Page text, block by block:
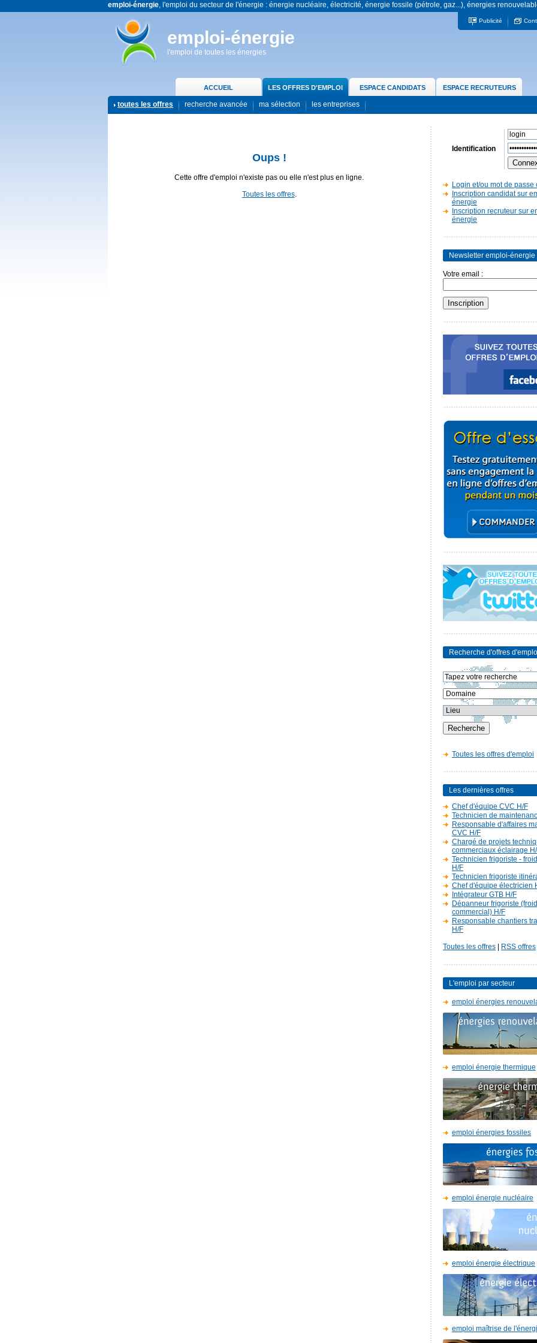
emploi-énergie, l'emploi du secteur de l'énergie : énergie nucléaire, électricité, énergie fossile (pétrole, gaz...), énergies
emploi-énergie
l'emploi de toutes les énergies
Publicité
ACCUEIL LES OFFRES D'EMPLOI ESPACE CANDIDATS ESPACE RECRUTEURS
toutes les offres recherche avancée ma sélection les entreprises
Oups !
Cette offre d'emploi n'existe pas ou elle n'est plus en ligne.
Toutes les offres.
Identification
Login et/ou mot de passe
Inscription candidat sur
énergie
Inscription recruteur sur
énergie
Newsletter emploi-énergie
Votre email :
Recherche d'offres
Toutes les offres d'emploi
Les dernières offres
Chef d'équipe CVC H/F
Technicien de
Responsable d'affaires
CVC H/F
Chargé de projets
commerciaux éclairage
Technicien frigoriste -
H/F
Technicien frigoriste
Chef d'équipe électricien
Intégrateur GTB H/F
Dépanneur frigoriste (froid
commercial) H/F
Responsable chantiers
H/F
Toutes les offres RSS offres
L'emploi par secteur
emploi énergies
emploi énergie thermique
emploi énergies fossiles
emploi énergie nucléaire
emploi énergie électrique
emploi maîtrise de